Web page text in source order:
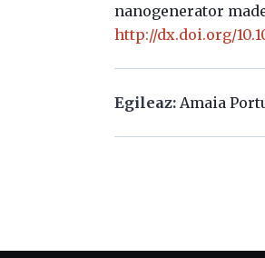
nanogenerator
http://dx.doi.org/
Egileaz: Amaia